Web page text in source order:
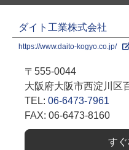
ダイト工業株式会社
https://www.daito-kogyo.co.jp/
〒555-0044
大阪府大阪市西淀川区
TEL: 06-6473-7961
FAX: 06-6473-8160
す